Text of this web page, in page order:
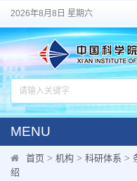
2026年8月8日 星期六
MENU
首页 > 机构 > 科研体系 >
绍